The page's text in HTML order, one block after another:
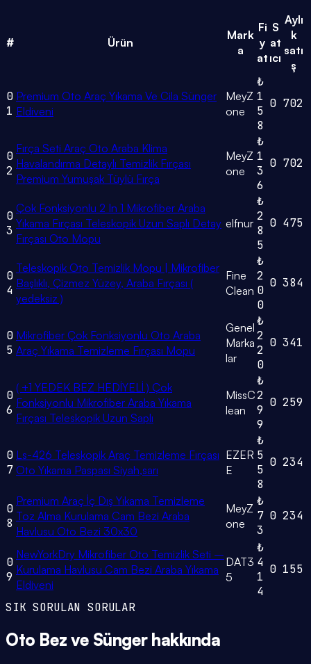
# Ürün
Mark
a
Fi
y
at
S
at
ıcı
Aylı
k
satı
ş
0
1
Premium Oto Araç Yıkama Ve Cila Sünger
Eldiveni
MeyZ
one
₺
1
5
8
0 702
0
2
Fırça Seti Araç Oto Araba Klima
Havalandırma Detaylı Temizlik Fırçası
Premium Yumuşak Tüylü Fırça
MeyZ
one
₺
1
3
6
0 702
0
3
Çok Fonksiyonlu 2 In 1 Mikrofiber Araba
Yıkama Fırçası Teleskopik Uzun Saplı Detay
Fırçası Oto Mopu
elfnur
₺
2
8
5
0 475
0
4
Teleskopik Oto Temizlik Mopu | Mikrofiber
Başlıklı, Çizmez Yüzey, Araba Fırçası (
yedeksiz )
Fine
Clean
₺
2
0
0
0 384
0
5
Mikrofiber Çok Fonksiyonlu Oto Araba
Araç Yıkama Temizleme Fırçası Mopu
Genel
Marka
lar
₺
2
2
0
0 341
0
6
( +1 YEDEK BEZ HEDİYELİ ) Çok
Fonksiyonlu Mikrofiber Araba Yıkama
Fırçası Teleskopik Uzun Saplı
MissC
lean
₺
2
9
9
0 259
0
7
Ls-426 Teleskopik Araç Temizleme Fırçası
Oto Yıkama Paspası Siyah,sarı
EZER
E
₺
5
5
8
0 234
0
8
Premium Araç İç Dış Yıkama Temizleme
Toz Alma Kurulama Cam Bezi Araba
Havlusu Oto Bezi 30x30
MeyZ
one
₺
7
3
0 234
0
9
NewYorkDry Mikrofiber Oto Temizlik Seti –
Kurulama Havlusu Cam Bezi Araba Yıkama
Eldiveni
DAT3
5
₺
4
1
4
0 155
SIK SORULAN SORULAR
Oto Bez ve Süngerhakkında